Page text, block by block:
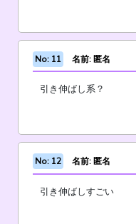
No: 11 名前: 匿名
引き伸ばし系？
No: 12 名前: 匿名
引き伸ばしすごい